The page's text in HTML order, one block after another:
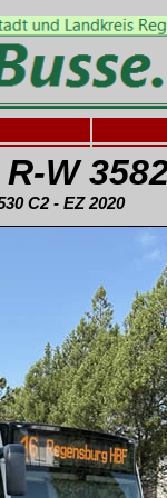
W
C2 - EZ 2020